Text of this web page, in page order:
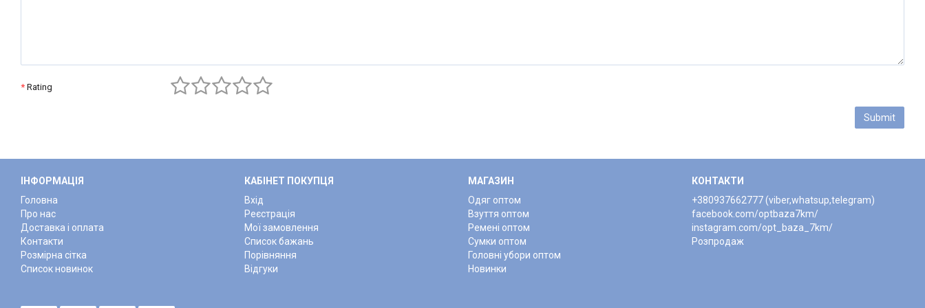
Rating
Submit
ІНФОРМАЦІЯ
Головна
Про нас
Доставка і оплата
Контакти
Розмірна сітка
Список новинок
КАБІНЕТ ПОКУПЦЯ
Вхід
Реєстрація
Мої замовлення
Список бажань
Порівняння
Відгуки
МАГАЗИН
Одяг оптом
Взуття оптом
Ремені оптом
Сумки оптом
Головні убори оптом
Новинки
КОНТАКТИ
+380937662777 (viber,whatsup,telegram)
facebook.com/optbaza7km/
instagram.com/opt_baza_7km/
Розпродаж